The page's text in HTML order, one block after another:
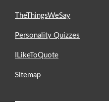
TheThingsWeSay
Personality Quizzes
ILikeToQuote
Sitemap